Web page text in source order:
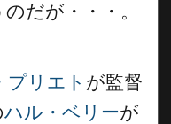
だが・・・。
プリエト が監督
ハル・ベリーが